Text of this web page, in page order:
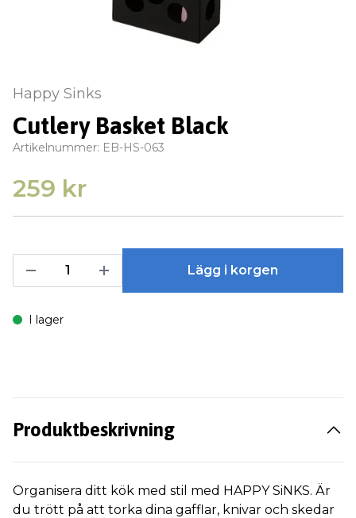
Happy Sinks
Cutlery Basket Black
Artikelnummer: EB-HS-063
259 kr
Lägg i korgen
I lager
Produktbeskrivning
Organisera ditt kök med stil med HAPPY SiNKS. Är
du trött på att torka dina gafflar, knivar och skedar